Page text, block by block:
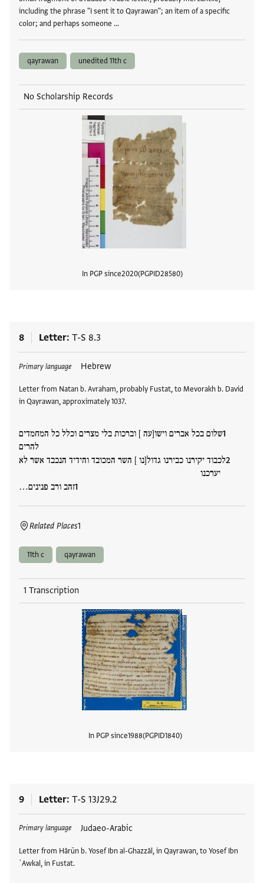
including the phrase "I sent it to Qayrawan"; an item of a specific
color; and perhaps someone …
qayrawan unedited 11th c
No Scholarship Records
In PGP since2020 PGPID28580
8 Letter T-S 8.3
Primary language Hebrew
Letter from Natan b. Avraham, probably Fustat, to Mevorakh b. David
in Qayrawan, approximately 1037.
שלום בכל אברים וישו[עה ] וברכות בלי מצרים וכלל כל המחמדים
להרים
לכבוד יקירנו כבירנו גדול[נו ] השר המכובד והידיד הנכבד אשר לא
יערכנו
זהב ורב פנינים…
Related Places1
Tags
11th c qayrawan
1 Transcription
In PGP since1988 PGPID1840
9 Letter T-S 13J29.2
Primary language Judaeo-Arabic
Letter from Hārūn b. Yosef Ibn al-Ghazzāl, in Qayrawan, to Yosef Ibn
ʿAwkal, in Fustat.
Tags